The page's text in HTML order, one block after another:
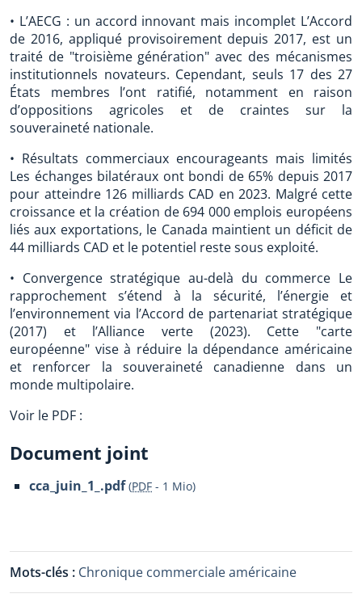
• L’AECG : un accord innovant mais incomplet L’Accord
de 2016, appliqué provisoirement depuis 2017, est un
traité de "troisième génération" avec des mécanismes
institutionnels novateurs. Cependant, seuls 17 des 27
États membres l’ont ratifié, notamment en raison
d’oppositions agricoles et de craintes sur la
souveraineté nationale.
• Résultats commerciaux encourageants mais limités
Les échanges bilatéraux ont bondi de 65% depuis 2017
pour atteindre 126 milliards CAD en 2023. Malgré cette
croissance et la création de 694 000 emplois européens
liés aux exportations, le Canada maintient un déficit de
44 milliards CAD et le potentiel reste sous exploité.
• Convergence stratégique au-delà du commerce Le
rapprochement s’étend à la sécurité, l’énergie et
l’environnement via l’Accord de partenariat stratégique
(2017) et l’Alliance verte (2023). Cette "carte
européenne" vise à réduire la dépendance américaine
et renforcer la souveraineté canadienne dans un
monde multipolaire.
Voir le PDF :
Document joint
cca_juin_1_.pdf (PDF - 1 Mio)
Mots-clés : Chronique commerciale américaine